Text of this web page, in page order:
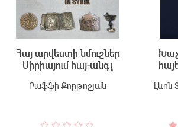
Հայ արվեստի նմուշներ
Սիրիայում հայ-անգլ
Րաֆֆի Քորթոշյան Լևոն